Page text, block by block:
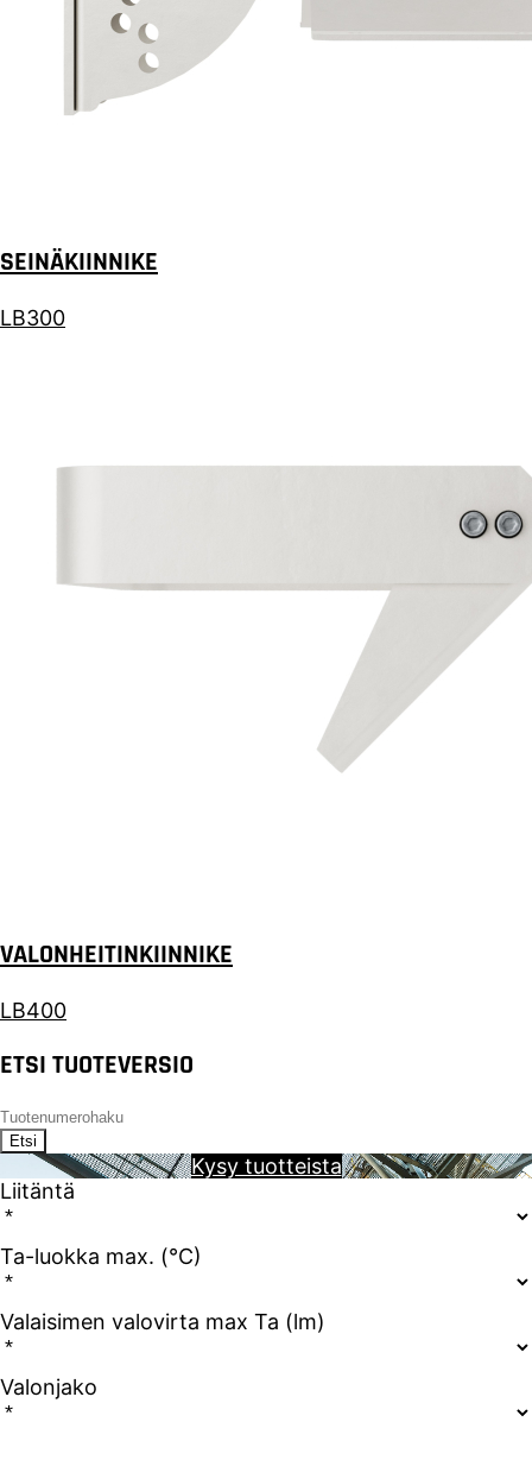
SEINÄKIINNIKE
LB300
VALONHEITINKIINNIKE
LB400
ETSI TUOTEVERSIO
Etsi
Kysy tuotteista
Liitäntä
Ta-luokka max. (°C)
Valaisimen valovirta max Ta (lm)
Valonjako